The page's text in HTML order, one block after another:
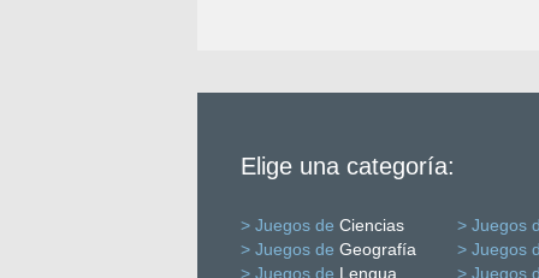
Elige una categoría:
> Juegos de Ciencias
> Juegos
> Juegos de Geografía
> Juegos
> Juegos de Lengua > Juegos